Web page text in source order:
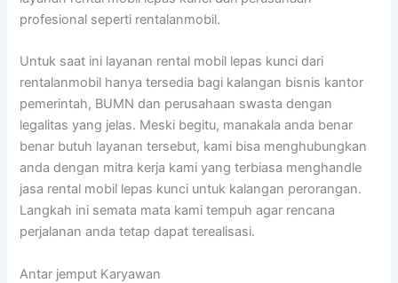
profesional seperti rentalanmobil.
Untuk saat ini layanan rental mobil lepas kunci dari
rentalanmobil hanya tersedia bagi kalangan bisnis kantor
pemerintah, BUMN dan perusahaan swasta dengan
legalitas yang jelas. Meski begitu, manakala anda benar
benar butuh layanan tersebut, kami bisa menghubungkan
anda dengan mitra kerja kami yang terbiasa menghandle
jasa rental mobil lepas kunci untuk kalangan perorangan.
Langkah ini semata mata kami tempuh agar rencana
perjalanan anda tetap dapat terealisasi.
Antar jemput Karyawan